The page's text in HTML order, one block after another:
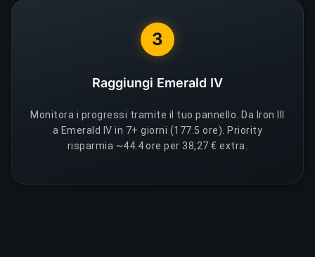
3
Raggiungi Emerald IV
Monitora i progressi tramite il tuo pannello. Da Iron III
a Emerald IV in 7+ giorni (177.5 ore). Priority
risparmia ~44.4 ore per 38,27 € extra.